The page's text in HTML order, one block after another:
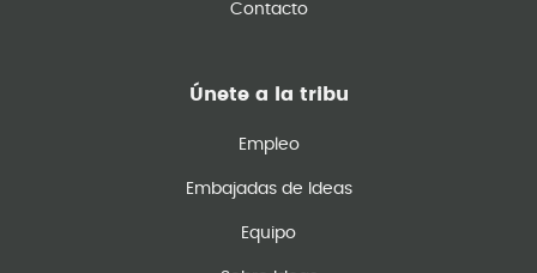
Contacto
Únete a la tribu
Empleo
Embajadas de Ideas
Equipo